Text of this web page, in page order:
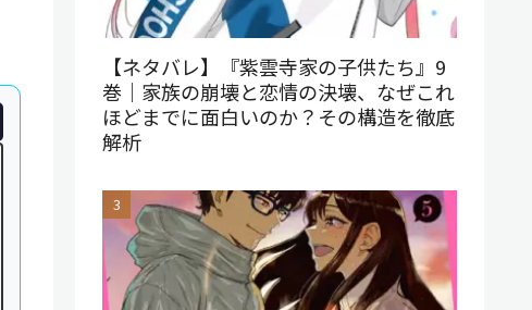
【ネタバレ】『紫雲寺家の子供たち』9
巻｜家族の崩壊と恋情の決壊、なぜこれ
ほどまでに面白いのか？その構造を徹底
解析